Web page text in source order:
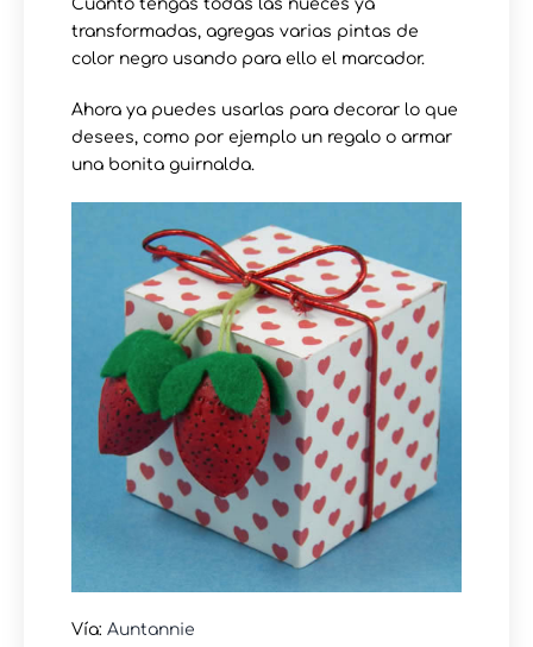
Cuanto tengas todas las nueces ya
transformadas, agregas varias pintas de
color negro usando para ello el marcador.
Ahora ya puedes usarlas para decorar lo que
desees, como por ejemplo un regalo o armar
una bonita guirnalda.
Vía: Auntannie